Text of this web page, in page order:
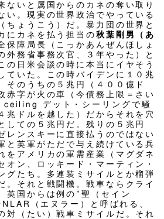
ないと属国からのカネの奪い取り
い。現実の世界政治でやっている
ちょうこう）だ。暴力団の世界と
にカネを払う担当の 秋葉剛男（あ
保障局長（こっかあんぜんほしょ
外務省事務次官、３年やった）と
の日米会談の時に本当にイヤそう
ていた。この時バイデンに１０兆
そのうちの５兆円（４００億ド
赤字が火の車（今債務上限＝さい
ceiling デット・シーリングで騒
兆ドルを越した）だからそれを穴
しての５兆円だ。残りの５兆円
レンスキーに直接払うのではない
と英軍がただで与え続けている兵
をアメリカの軍需産業（マグダネ
オン、ロッキード・マーティン・
グたち。多連装ミサイルとか榴弾
。それと戦闘機。戦車ならクライ
英国からは例の”聖（セイン
NLAR（エヌラー）と呼ばれる、
対（たい）戦車ミサイルだ。それ